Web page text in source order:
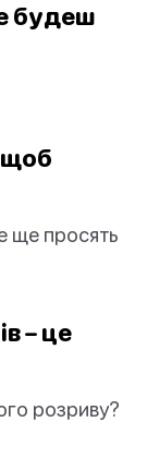
будеш
щоб
ще просять
– це
розриву?